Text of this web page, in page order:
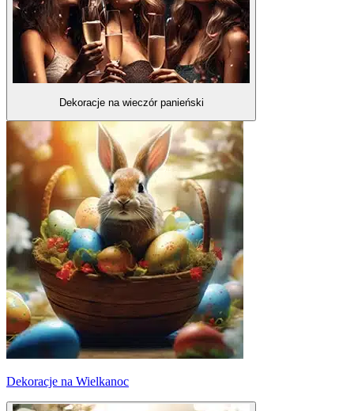
Dekoracje na wieczór panieński
Dekoracje na Wielkanoc